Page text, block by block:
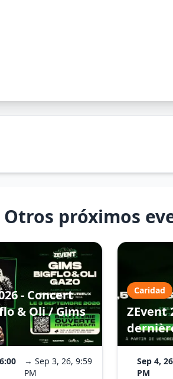
Otros próximos
- Concert
& Oli / Gims
→ Sep 3, 26, 9:59
PM
Caridad
ZEvent
Sep 4,
PM